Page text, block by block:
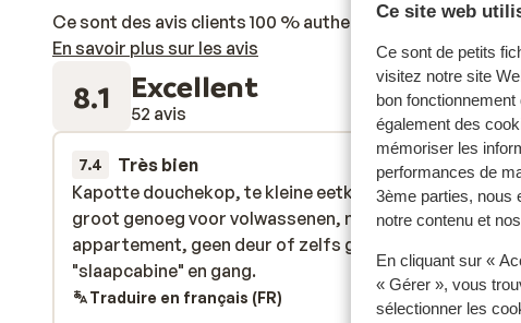
Ce site web
Ce sont de petits
visitez notre site
bon
également des
mémoriser les
performances de
3ème parties, nous
notre contenu et
En cliquant sur «
« Gérer », vous
sélectionner les
Ce sont des avis clients 100 % authentiques qui
En savoir plus sur les avis
8.1 Excellent
52 avis
7.4 Très bien
4 avr. 2026
Kapotte douchekop, te kleine eetkamer, bedden niet
groot genoeg voor volwassenen, muf verouderd
appartement, geen deur of zelfs gordijntje tussen
"slaapcabine" en gang.
Kapotte douchekop, te kleine eetkamer, bedden niet
groot genoeg voor volwassenen, muf verouderd
appartement, geen deur of zelfs gordijntje tussen
"slaapcabine" en gang.
Traduire en français (FR)